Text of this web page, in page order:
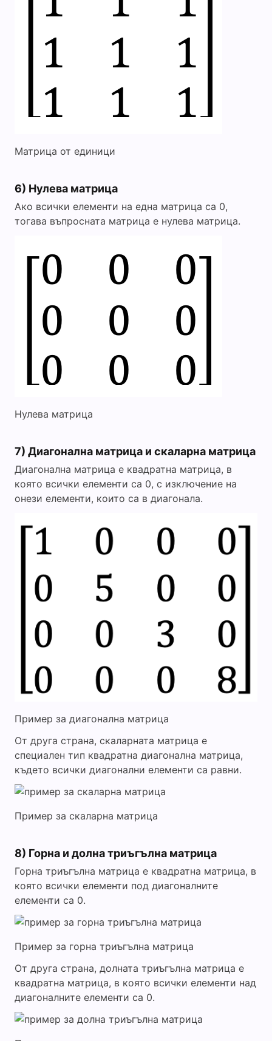
Матрица от единици
6) Нулева матрица
Ако всички елементи на една матрица са 0,
тогава въпросната матрица е нулева матрица.
Нулева матрица
7) Диагонална матрица и скаларна матрица
Диагонална матрица е квадратна матрица, в
която всички елементи са 0, с изключение на
онези елементи, които са в диагонала.
Пример за диагонална матрица
От друга страна, скаларната матрица е
специален тип квадратна диагонална матрица,
където всички диагонални елементи са равни.
Пример за скаларна матрица
8) Горна и долна триъгълна матрица
Горна триъгълна матрица е квадратна матрица, в
която всички елементи под диагоналните
елементи са 0.
Пример за горна триъгълна матрица
От друга страна, долната триъгълна матрица е
квадратна матрица, в която всички елементи над
диагоналните елементи са 0.